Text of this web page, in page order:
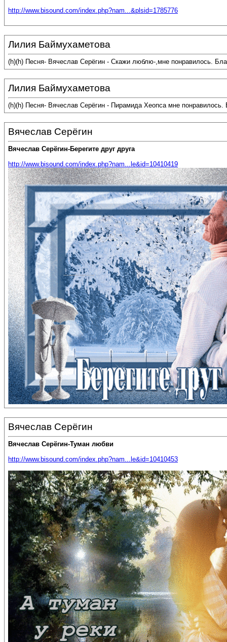
http://www.bisound.com/index.php?nam...&plsid=1785776
Лилия Баймухаметова
(h)(h) Песня- Вячеслав Серёгин - Скажи люблю-,мне понравилось.
Лилия Баймухаметова
(h)(h) Песня- Вячеслав Серёгин - Пирамида Хеопса мне
Вячеслав Серёгин
Вячеслав Серёгин-Берегите друг друга
http://www.bisound.com/index.php?nam...le&id=10410419
Вячеслав Серёгин
Вячеслав Серёгин-Туман любви
http://www.bisound.com/index.php?nam...le&id=10410453